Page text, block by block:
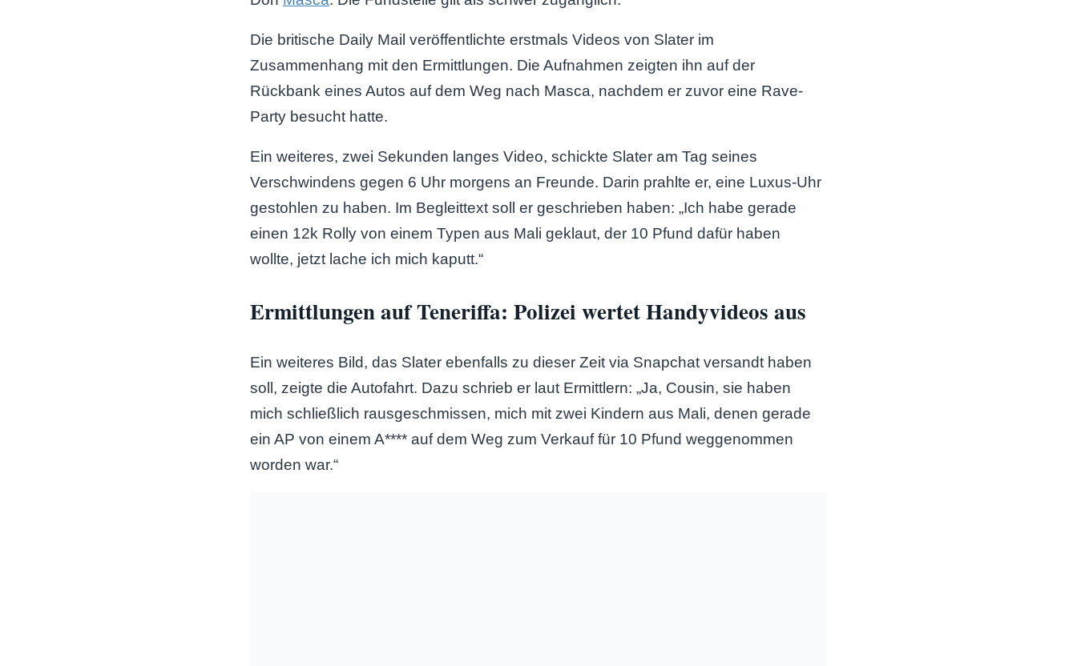
Die britische Daily Mail veröffentlichte erstmals Videos von Slater im
Zusammenhang mit den Ermittlungen. Die Aufnahmen zeigten ihn auf der
Rückbank eines Autos auf dem Weg nach Masca, nachdem er zuvor eine Rave-
Party besucht hatte.
Ein weiteres, zwei Sekunden langes Video, schickte Slater am Tag seines
Verschwindens gegen 6 Uhr morgens an Freunde. Darin prahlte er, eine Luxus-Uhr
gestohlen zu haben. Im Begleittext soll er geschrieben haben: „Ich habe gerade
einen 12k Rolly von einem Typen aus Mali geklaut, der 10 Pfund dafür haben
wollte, jetzt lache ich mich kaputt.“
Ermittlungen auf Teneriffa: Polizei wertet Handyvideos aus
Ein weiteres Bild, das Slater ebenfalls zu dieser Zeit via Snapchat versandt haben
soll, zeigte die Autofahrt. Dazu schrieb er laut Ermittlern: „Ja, Cousin, sie haben
mich schließlich rausgeschmissen, mich mit zwei Kindern aus Mali, denen gerade
ein AP von einem A**** auf dem Weg zum Verkauf für 10 Pfund weggenommen
worden war.“